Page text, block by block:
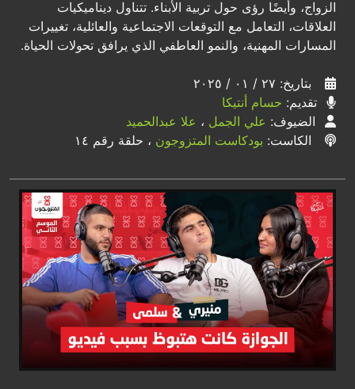
الزواج، وأيضًا رؤى حول تربية الأبناء. تتناول ديناميكيات
العلاقات، التعامل مع التوقعات الاجتماعية والعائلية، تغييرات
المسارات المهنية، والنمو العاطفي الذي يرافق تحولات الحياة.
بتاريخ: ٢٧ / ٠١ / ٢٠٢٥
تقديم: حسام أنتيكا
الضيوف: علي الجمل ، علا عبدالحميد
الكاست: بودكاست المتزوجون ، حلقة رقم ١٤